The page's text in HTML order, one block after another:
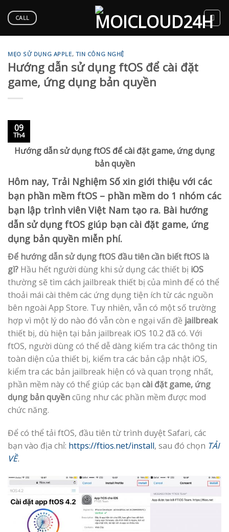
CALL
MẸO SỬ DỤNG APPLE, TIN CÔNG NGHỆ
Hướng dẫn sử dụng ftOS để cài đặt
game, ứng dụng bản quyền
09
Th4
Hướng dẫn sử dụng ftOS để cài đặt game, ứng dụng
bản quyền
Hôm nay, Trải Nghiệm Số xin giới thiệu với các
bạn phần mềm ftOS – phần mềm do 1 nhóm các
bạn lập trình viên Việt Nam tạo ra. Bài hướng
dẫn sử dụng ftOS giúp bạn cài đặt game, ứng
dụng bản quyền miễn phí.
Để hướng dẫn sử dụng ftOS đầu tiên cần biết ftOS là
gì? Hầu hết người dùng khi sử dụng các thiết bị iOS
thường sẽ tìm cách jailbreak thiết bị của mình để có thể
thoải mái cài thêm các ứng dụng tiện ích từ các nguồn
bên ngoài App Store. Tuy nhiên, vẫn có một số trường
hợp vì một lý do nào đó vẫn còn e ngại vấn đề jailbreak
thiết bị, dù hiện tại bản jailbreak iOS 10.2 đã có. Với
ftOS, người dùng có thể dễ dàng kiểm tra các thông tin
toàn diện của thiết bị, kiểm tra các bản cập nhật iOS,
kiểm tra các bản jailbreak hiện có và quan trọng nhất,
phần mềm này có thể giúp các bạn cài đặt game, ứng
dụng bản quyềncũng như các phần mềm được mod
chức năng.
Để có thể tải ftOS, đầu tiên từ trình duyệt Safari, các
bạn vào địa chỉ: https://ftios.net/install, sau đó chọn TẢI
VỀ.